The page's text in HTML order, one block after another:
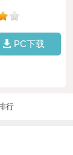
PC下载
行